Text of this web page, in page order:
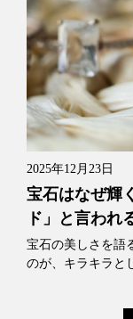
2025年12月23日
宝石はなぜ輝
ド」と言われ
宝石の美しさを語
のが、キラキラと